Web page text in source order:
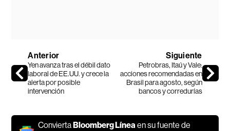
Anterior
Yen avanza tras el débil dato
laboral de EE.UU. y crece la
alerta por posible
intervención
Siguiente
Petrobras, Itaú y Vale:
acciones recomendadas en
Brasil para agosto, según
bancos y corredurías
Convierta Bloomberg Líneaen su fuente de